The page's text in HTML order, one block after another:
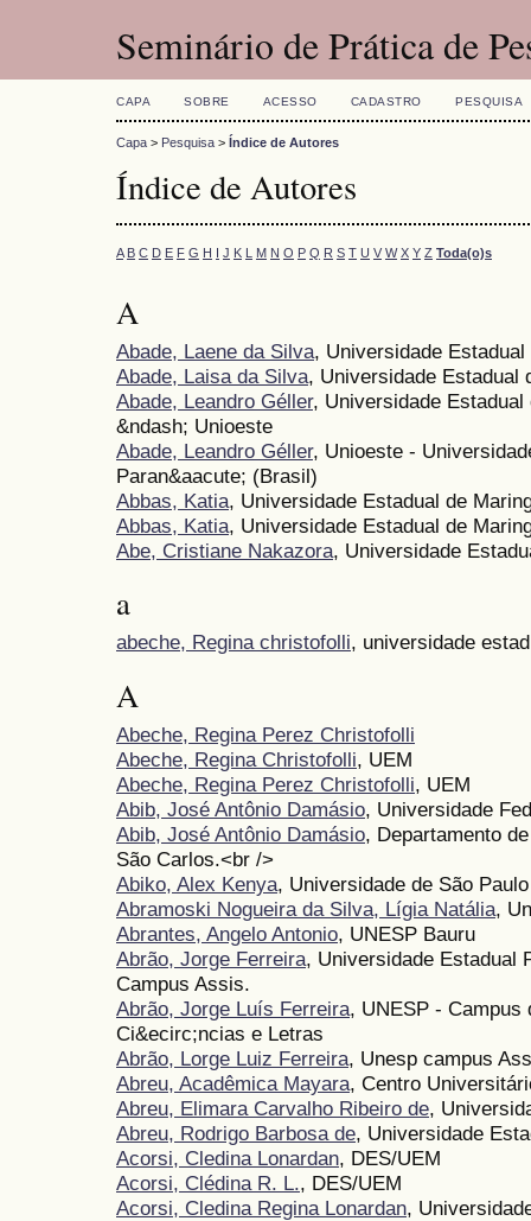
Seminário de Prática de
CAPA SOBRE ACESSO CADASTRO PESQUISA
Capa > Pesquisa > Índice de Autores
Índice de Autores
A B C D E F G H I J K L M N O P Q R S T U V W X Y Z Toda(o)s
A
Abade, Laene da Silva, Universidade Estadual
Abade, Laisa da Silva, Universidade Estadual
Abade, Leandro Géller, Universidade
&ndash; Unioeste
Abade, Leandro Géller, Unioeste -
Paran&aacute; (Brasil)
Abbas, Katia, Universidade Estadual de
Abbas, Katia, Universidade Estadual de
Abe, Cristiane Nakazora, Universidade
a
abeche, Regina christofolli, universidade
A
Abeche, Regina Perez Christofolli
Abeche, Regina Christofolli, UEM
Abeche, Regina Perez Christofolli, UEM
Abib, José Antônio Damásio, Universidade
Abib, José Antônio Damásio, Departamento
São Carlos.<br />
Abiko, Alex Kenya, Universidade de São
Abramoski Nogueira da Silva, Lígia Natália,
Abrantes, Angelo Antonio, UNESP Bauru
Abrão, Jorge Ferreira, Universidade Estadual
Campus Assis.
Abrão, Jorge Luís Ferreira, UNESP - Campus
Ci&ecirc;ncias e Letras
Abrão, Lorge Luiz Ferreira, Unesp campus
Abreu, Acadêmica Mayara, Centro
Abreu, Elimara Carvalho Ribeiro de,
Abreu, Rodrigo Barbosa de, Universidade
Acorsi, Cledina Lonardan, DES/UEM
Acorsi, Clédina R. L., DES/UEM
Acorsi, Cledina Regina Lonardan,